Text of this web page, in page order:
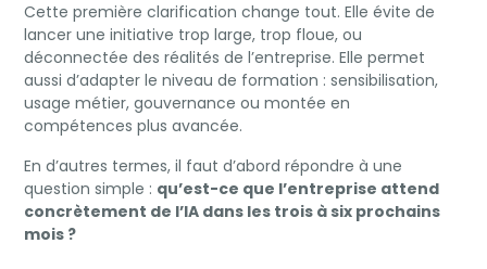
Cette première clarification change tout. Elle évite de
lancer une initiative trop large, trop floue, ou
déconnectée des réalités de l’entreprise. Elle permet
aussi d’adapter le niveau de formation : sensibilisation,
usage métier, gouvernance ou montée en
compétences plus avancée.
En d’autres termes, il faut d’abord répondre à une
question simple : qu’est-ce que l’entreprise attend
concrètement de l’IA dans les trois à six prochains
mois ?